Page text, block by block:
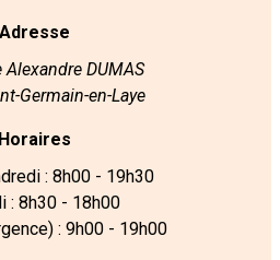
Adresse
Alexandre DUMAS
Germain-en-Laye
Horaires
: 8h00 - 19h30
: 8h30 - 18h00
: 9h00 - 19h00